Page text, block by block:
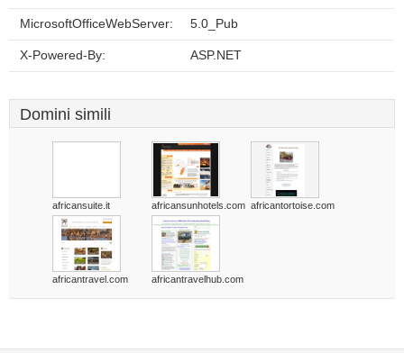
MicrosoftOfficeWebServer: 5.0_Pub
X-Powered-By: ASP.NET
Domini simili
africansuite.it africansunhotels.com africantortoise.com
africantravel.com africantravelhub.com